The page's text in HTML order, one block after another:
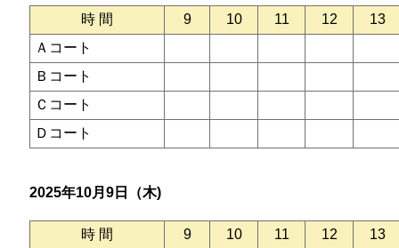
時 間 9 10 11 12
13
Ａコート
Ｂコート
Ｃコート
Ｄコート
2025年10月9日（木)
時 間 9 10 11 12
13